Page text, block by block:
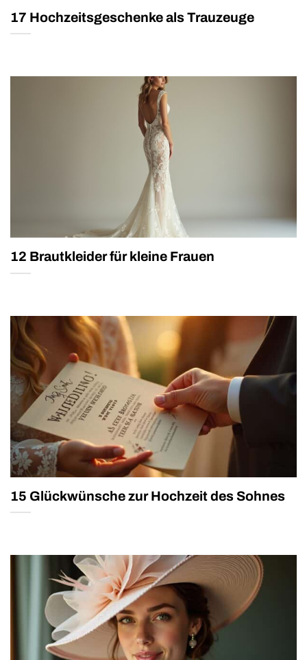
17 Hochzeitsgeschenke als Trauzeuge
12 Brautkleider für kleine Frauen
15 Glückwünsche zur Hochzeit des Sohnes